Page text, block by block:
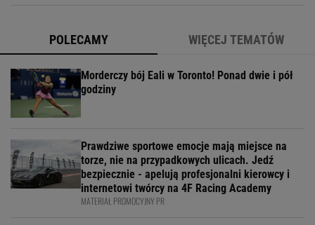
POLECAMY WIĘCEJ TEMATÓW
Morderczy bój Eali w Toronto! Ponad dwie i pół
godziny
Prawdziwe sportowe emocje mają miejsce na
torze, nie na przypadkowych ulicach. Jedź
bezpiecznie - apelują profesjonalni kierowcy i
internetowi twórcy na 4F Racing Academy
MATERIAŁ PROMOCYJNY PR